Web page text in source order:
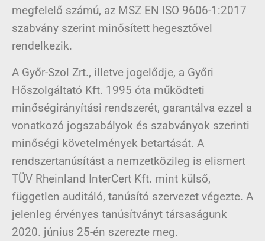
megfelelő számú, az MSZ EN ISO 9606-1:2017
szabvány szerint minősített hegesztővel
rendelkezik.
A Győr-Szol Zrt., illetve jogelődje, a Győri
Hőszolgáltató Kft. 1995 óta működteti
minőségirányítási rendszerét, garantálva ezzel a
vonatkozó jogszabályok és szabványok szerinti
minőségi követelmények betartását. A
rendszertanúsítást a nemzetközileg is elismert
TÜV Rheinland InterCert Kft. mint külső,
független auditáló, tanúsító szervezet végezte. A
jelenleg érvényes tanúsítványt társaságunk
2020. június 25-én szerezte meg.